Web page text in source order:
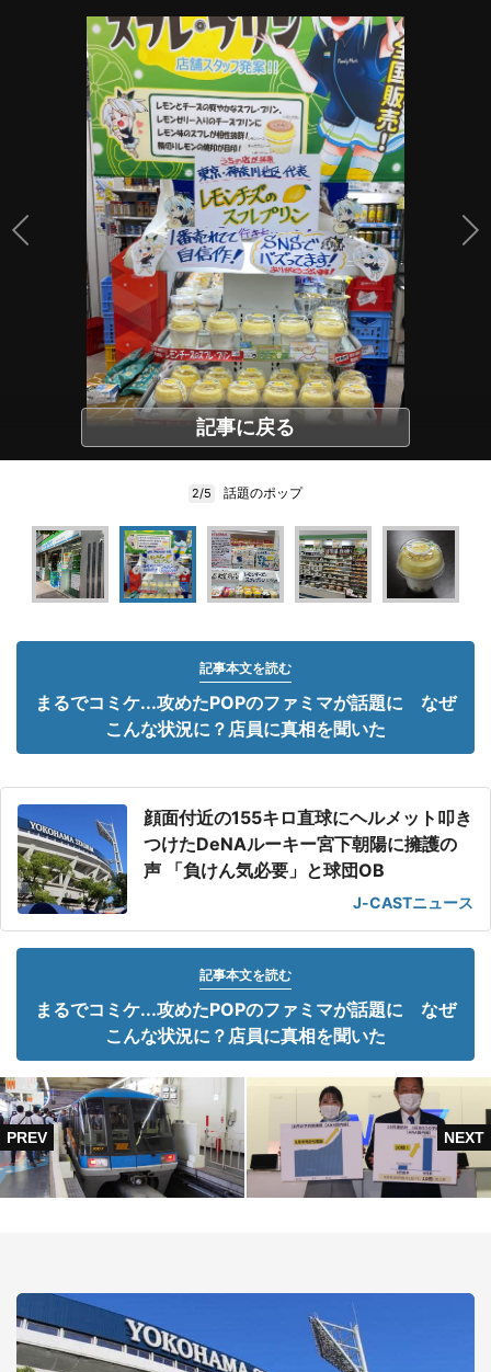
記事に戻る
2/5 話題のポップ
記事本文を読む
まるでコミケ...攻めたPOPのファミマが話題に なぜ
こんな状況に？店員に真相を聞いた
顔面付近の155キロ直球にヘルメット叩き
つけたDeNAルーキー宮下朝陽に擁護の
声 「負けん気必要」と球団OB
J-CASTニュース
記事本文を読む
まるでコミケ...攻めたPOPのファミマが話題に なぜ
こんな状況に？店員に真相を聞いた